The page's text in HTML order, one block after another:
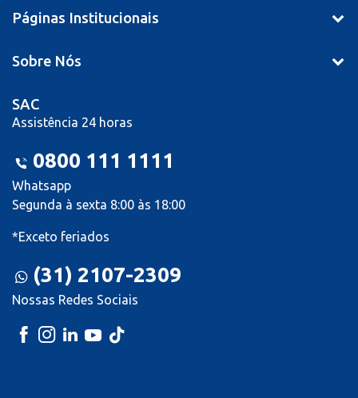
Páginas Institucionais
Sobre Nós
SAC
Assistência 24 horas
0800 111 1111
Whatsapp
Segunda à sexta 8:00 às 18:00
*Exceto feriados
(31) 2107-2309
Nossas Redes Sociais